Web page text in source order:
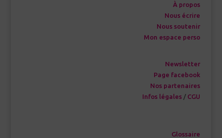
À propos
Nous écrire
Nous soutenir
Mon espace perso
Newsletter
Page facebook
Nos partenaires
Infos légales / CGU
Glossaire